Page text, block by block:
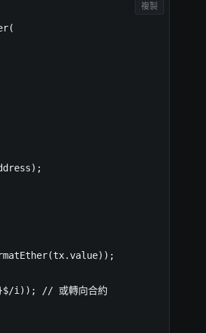
i)); // 或轉向合約
複製